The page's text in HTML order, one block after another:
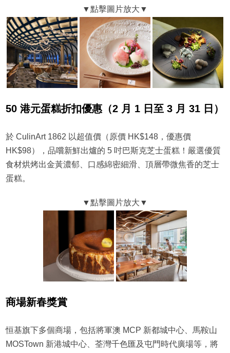
50 港元蛋糕折扣優惠（2 月 1 日至 3 月 31 日）
於 CulinArt 1862 以超值價（原價 HK$148，優惠價
HK$98），品嚐新鮮出爐的 5 吋巴斯克芝士蛋糕！嚴選優質
食材烘烤出金黃濃郁、口感綿密細滑、頂層帶微焦香的芝士
蛋糕。
商場新春獎賞
恒基旗下多個商場，包括將軍澳 MCP 新都城中心、馬鞍山
MOSTown 新港城中心、荃灣千色匯及屯門時代廣場等，將